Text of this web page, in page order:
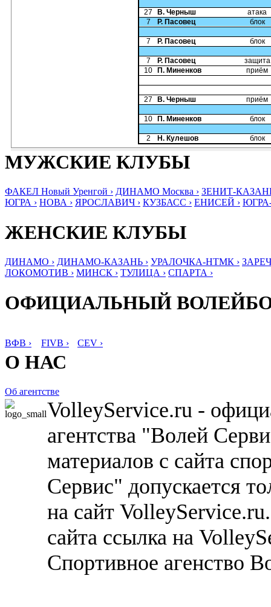
27 В. Черныш
атака
7
Р. Пасовец блок
7 Р. Пасовец блок
7 Р. Пасовец
защита
10
П. Миненков приём
27 В. Черныш приём
10 П. Миненков блок
2 Н. Кулешов блок
МУЖСКИЕ КЛУБЫ
ФАКЕЛ Новый Уренгой › ДИНАМО Москва › ЗЕНИТ-
ЮГРА › НОВА › ЯРОСЛАВИЧ › КУЗБАСС › ЕНИСЕЙ ›
ЖЕНСКИЕ КЛУБЫ
ДИНАМО › ДИНАМО-КАЗАНЬ › УРАЛОЧКА-НТМК ›
ЛОКОМОТИВ › МИНСК › ТУЛИЦА › СПАРТА ›
ОФИЦИАЛЬНЫЙ
ВФВ › FIVB › CEV ›
О НАС
Об агентстве
VolleyService.ru -
агентства "Волей
материалов с сайта
Сервис" допускается
на сайт
сайта ссылка на
Спортивное агенство